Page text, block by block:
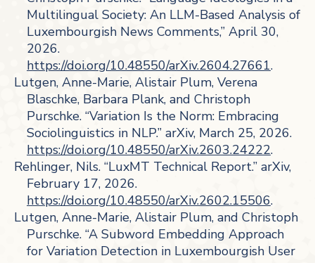
Multilingual Society: An LLM-Based Analysis of
Luxembourgish News Comments,” April 30,
2026.
https://doi.org/10.48550/arXiv.2604.27661.
Lutgen, Anne-Marie, Alistair Plum, Verena
Blaschke, Barbara Plank, and Christoph
Purschke. “Variation Is the Norm: Embracing
Sociolinguistics in NLP.” arXiv, March 25, 2026.
https://doi.org/10.48550/arXiv.2603.24222.
Rehlinger, Nils. “LuxMT Technical Report.” arXiv,
February 17, 2026.
https://doi.org/10.48550/arXiv.2602.15506.
Lutgen, Anne-Marie, Alistair Plum, and Christoph
Purschke. “A Subword Embedding Approach
for Variation Detection in Luxembourgish User